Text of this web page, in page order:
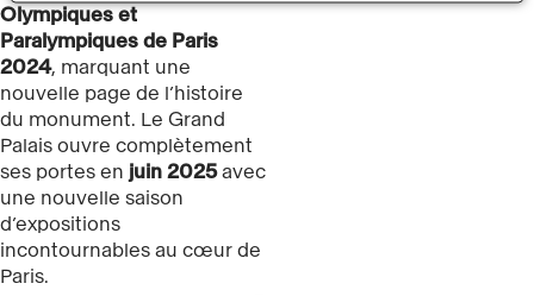
Olympiques et
Paralympiques de Paris
2024, marquant une
nouvelle page de l’histoire
du monument. Le Grand
Palais ouvre complètement
ses portes en juin 2025avec
une nouvelle saison
d’expositions
incontournables au cœur de
Paris.